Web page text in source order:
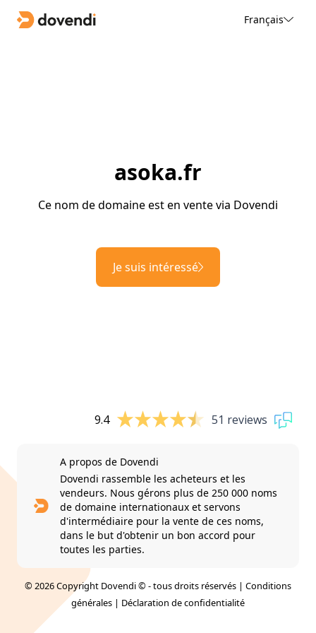
Français
asoka.fr
Ce nom de domaine est en vente via Dovendi
Je suis intéressé
9.4 51 reviews
A propos de Dovendi
Dovendi rassemble les acheteurs et les
vendeurs. Nous gérons plus de 250 000 noms
de domaine internationaux et servons
d'intermédiaire pour la vente de ces noms,
dans le but d'obtenir un bon accord pour
toutes les parties.
© 2026 Copyright Dovendi © - tous droits réservés | Conditions
générales | Déclaration de confidentialité